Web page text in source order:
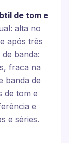
de tom e
alta no
após três
banda:
fraca na
banda de
de tom e
e
e séries.